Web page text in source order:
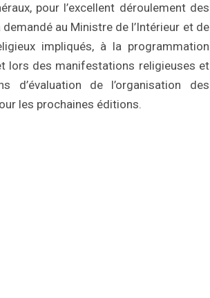
pour l’excellent déroulement des
au Ministre de l’Intérieur et de
impliqués, à la programmation
lors des manifestations religieuses et
de l’organisation des
les prochaines éditions.